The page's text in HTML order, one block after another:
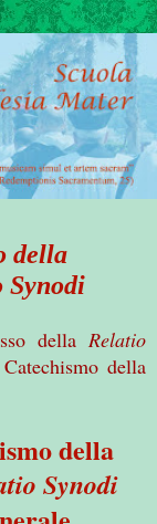
della
Synodi
della Relatio
della
della
Synodi